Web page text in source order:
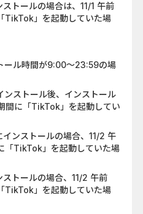
ールの場合は、11/1 午前
TikTok」を起動していた場
ール時間が9:00〜23:59の場
トール後、インストール
間に「TikTok」を起動してい
ストールの場合、11/2 午
「TikTok」を起動していた場
トールの場合、11/2 午前
TikTok」を起動していた場